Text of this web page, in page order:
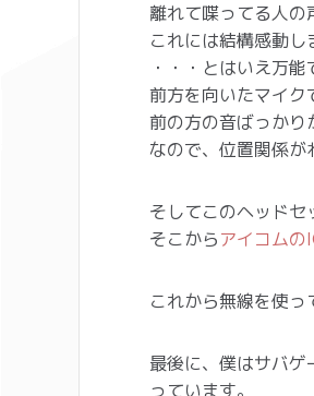
離れて喋ってる人の
これには結構感動し
・・・とはいえ万能
前方を向いたマイク
前の方の音ばっかり
なので、位置関係が
そしてこのヘッドセ
そこからアイコム
これから無線を使っ
最後に、僕はサバ
っています。